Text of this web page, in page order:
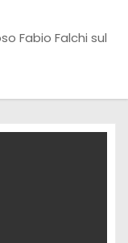
Fabio Falchi sul